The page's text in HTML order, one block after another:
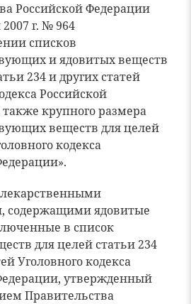
Российской Федерации
2007 г. № 964
списков
и ядовитых веществ
234 и других статей
Российской
крупного размера
веществ для целей
кодекса
содержащими ядовитые
в список
для целей статьи 234
Уголовного кодекса
утвержденный
Правительства